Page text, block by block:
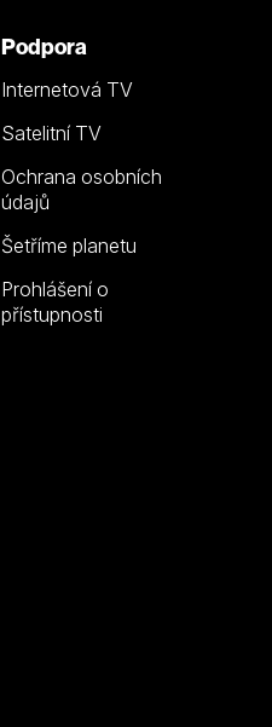
Podpora
Internetová TV
Satelitní TV
Ochrana osobních
údajů
Šetříme planetu
Prohlášení o
přístupnosti